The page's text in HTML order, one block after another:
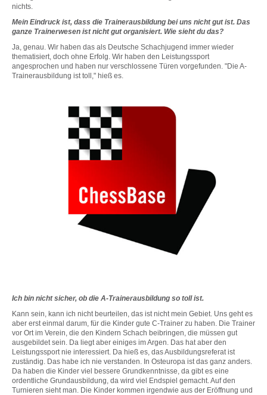
nichts.
Mein Eindruck ist, dass die Trainerausbildung bei uns nicht gut ist. Das
ganze Trainerwesen ist nicht gut organisiert. Wie sieht du das?
Ja, genau. Wir haben das als Deutsche Schachjugend immer wieder
thematisiert, doch ohne Erfolg. Wir haben den Leistungssport
angesprochen und haben nur verschlossene Türen vorgefunden. "Die A-
Trainerausbildung ist toll," hieß es.
Ich bin nicht sicher, ob die A-Trainerausbildung so toll ist.
Kann sein, kann ich nicht beurteilen, das ist nicht mein Gebiet. Uns geht es
aber erst einmal darum, für die Kinder gute C-Trainer zu haben. Die Trainer
vor Ort im Verein, die den Kindern Schach beibringen, die müssen gut
ausgebildet sein. Da liegt aber einiges im Argen. Das hat aber den
Leistungssport nie interessiert. Da hieß es, das Ausbildungsreferat ist
zuständig. Das habe ich nie verstanden. In Osteuropa ist das ganz anders.
Da haben die Kinder viel bessere Grundkenntnisse, da gibt es eine
ordentliche Grundausbildung, da wird viel Endspiel gemacht. Auf den
Turnieren sieht man. Die Kinder kommen irgendwie aus der Eröffnung und